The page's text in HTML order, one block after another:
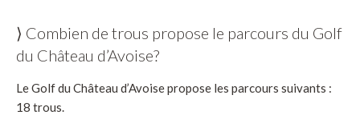
⟩ Combien de trous propose le parcours du Golf
du Château d’Avoise?
Le Golf du Château d’Avoise propose les parcours suivants :
18 trous.